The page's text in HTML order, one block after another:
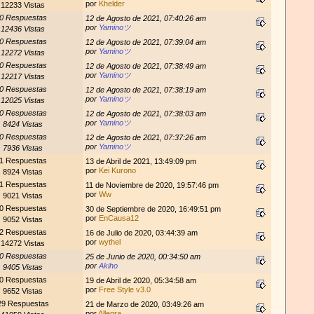
12233 Vistas por Khelder
Respuestas
12436 Vistas
12 de Agosto de 2021, 07:40:26 am
por Yaminoツ
Respuestas
12272 Vistas
12 de Agosto de 2021, 07:39:04 am
por Yaminoツ
Respuestas
12217 Vistas
12 de Agosto de 2021, 07:38:49 am
por Yaminoツ
Respuestas
12025 Vistas
12 de Agosto de 2021, 07:38:19 am
por Yaminoツ
Respuestas
8424 Vistas
12 de Agosto de 2021, 07:38:03 am
por Yaminoツ
Respuestas
7936 Vistas
12 de Agosto de 2021, 07:37:26 am
por Yaminoツ
Respuestas
8924 Vistas
13 de Abril de 2021, 13:49:09 pm
por Kei Kurono
Respuestas
9021 Vistas
11 de Noviembre de 2020, 19:57:46 pm
porWw
Respuestas
9052 Vistas
30 de Septiembre de 2020, 16:49:51 pm
por EnCausa12
Respuestas
14272 Vistas
16 de Julio de 2020, 03:44:39 am
porwythel
Respuestas
9405 Vistas
25 de Junio de 2020, 00:34:50 am
porAkiho
Respuestas
9652 Vistas
19 de Abril de 2020, 05:34:58 am
por Free Style v3.0
Respuestas
21 de Marzo de 2020, 03:49:26 am